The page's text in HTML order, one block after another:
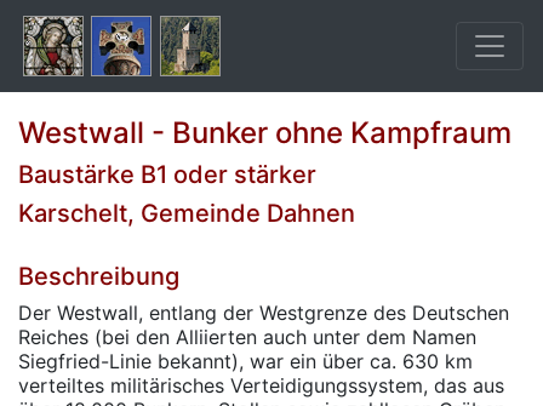
Westwall - Bunker ohne Kampfraum
Baustärke B1 oder stärker
Karschelt, Gemeinde Dahnen
Beschreibung
Der Westwall, entlang der Westgrenze des Deutschen
Reiches (bei den Alliierten auch unter dem Namen
Siegfried-Linie bekannt), war ein über ca. 630 km
verteiltes militärisches Verteidigungssystem, das aus